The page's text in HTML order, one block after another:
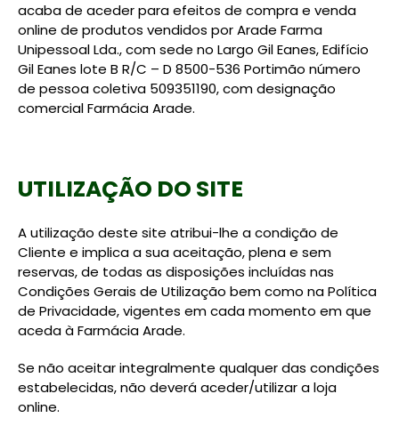
acaba de aceder para efeitos de compra e venda
online de produtos vendidos por Arade Farma
Unipessoal Lda., com sede no Largo Gil Eanes, Edifício
Gil Eanes lote B R/C – D 8500-536 Portimão número
de pessoa coletiva 509351190, com designação
comercial Farmácia Arade.
UTILIZAÇÃO DO SITE
A utilização deste site atribui-lhe a condição de
Cliente e implica a sua aceitação, plena e sem
reservas, de todas as disposições incluídas nas
Condições Gerais de Utilização bem como na Política
de Privacidade, vigentes em cada momento em que
aceda à Farmácia Arade.
Se não aceitar integralmente qualquer das condições
estabelecidas, não deverá aceder/utilizar a loja
online.